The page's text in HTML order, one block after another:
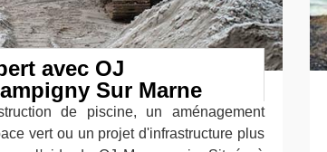
avec OJ
Sur Marne
de piscine, un aménagement
vert ou un projet d'infrastructure plus